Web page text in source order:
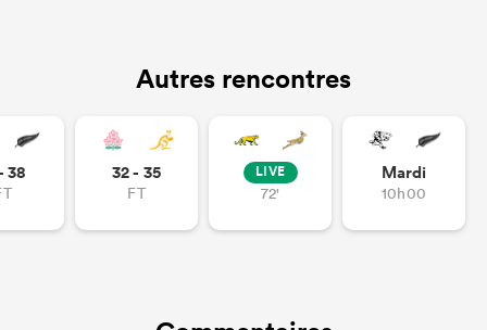
Autres rencontres
38 32 - 35
FT
LIVE
72'
Mardi
10h00